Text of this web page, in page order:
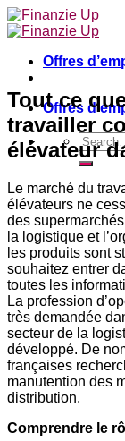
Skip
to
Offres
Offres
Tout ce
travailler
élévateur
Le marché du
élévateurs ne
des
la logistique et
les produits sont
souhaitez entrer
toutes les
La profession
très demandée
secteur de la
développé. De
françaises
manutention des
distribution.
Comprendre le